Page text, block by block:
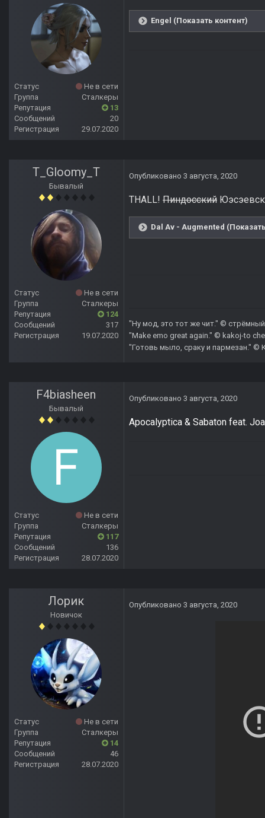
Статус
Не в сети
Группа
Сталкеры
Репутация
13
Сообщений
20
Регистрация
29.07.2020
Engel (Показать контент)
T_Gloomy_T
Бывалый
Статус
Не в сети
Группа
Сталкеры
Репутация
124
Сообщений
317
Регистрация
19.07.2020
Опубликовано 3 августа, 2020
THALL! Пиндосский
Dal Av - Augmented
"Ну мод, это тот же чит." ©
"Make emo great again." © kakoj-to
"Готовь мыло, сраку и пармезан." ©
F4biasheen
Бывалый
Статус
Не в сети
Группа
Сталкеры
Репутация
117
Сообщений
136
Регистрация
28.07.2020
Опубликовано 3 августа, 2020
Apocalyptica & Sabaton feat.
Лорик
Новичок
Статус
Не в сети
Группа
Сталкеры
Репутация
14
Сообщений
46
Регистрация
28.07.2020
Опубликовано 3 августа, 2020